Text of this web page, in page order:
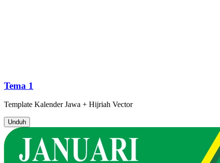
Tema 1
Template Kalender Jawa + Hijriah Vector
Unduh